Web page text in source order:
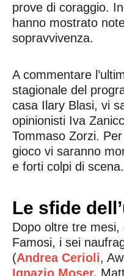
prove di coraggio.
hanno mostrato
sopravvivenza.
A commentare
stagionale del
casa Ilary Blasi, vi
opinionisti Iva
Tommaso Zorzi.
gioco vi saranno
e forti colpi di scena.
Le sfide
Dopo oltre tre mesi,
Famosi, i sei
(Andrea Cerioli,
Ignazio Moser,